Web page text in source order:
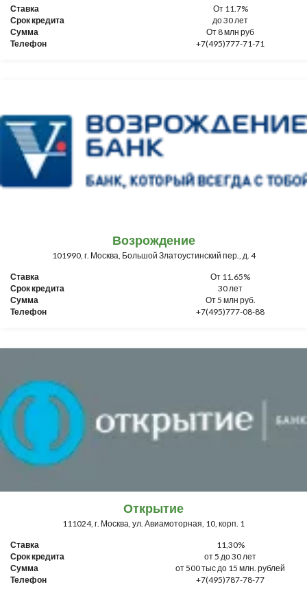
Ставка
От 11.7%
Срок кредита
до 30 лет
Сумма
От 8 млн руб
Телефон
+7(495)777-71-71
Возрождение
101990, г. Москва, Большой Златоустинский пер., д. 4
Ставка
От 11.65%
Срок кредита
30 лет
Сумма
От 5 млн руб.
Телефон
+7(495)777-08-88
Открытие
111024, г. Москва, ул. Авиамоторная, 10, корп. 1
Ставка
11,30%
Срок кредита
от 5 до 30 лет
Сумма
от 500 тыс до 15 млн. рублей
Телефон
+7(495)787-78-77